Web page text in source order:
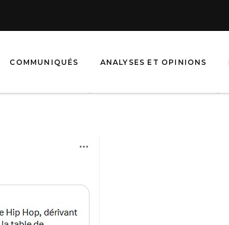
COMMUNIQUÉS ANALYSES ET OPINIONS